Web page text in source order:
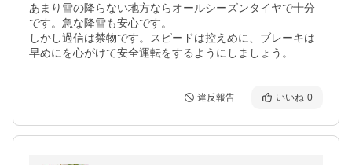
あまり雪の降らない地方ならオールシーズンタイヤで十分
です。急な降雪も安心です。
しかし過信は禁物です。スピードは控えめに、ブレーキは
早めにを心がけて安全運転をするようにしましょう。
違反報告 いいね 0